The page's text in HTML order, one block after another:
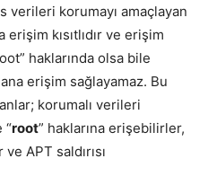
verileri korumayı amaçlayan
kısıtlıdır ve erişim
haklarında olsa bile
erişim sağlayamaz. Bu
korumalı verileri
“root” haklarına erişebilirler,
APT saldırısı